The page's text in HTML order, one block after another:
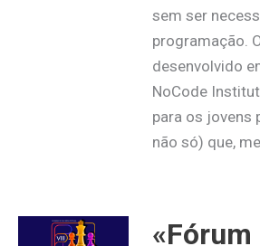
sem ser
programação.
desenvolvido
NoCode
para os jovens
não só) que,
«Fórum